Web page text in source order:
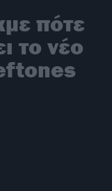
πότε
το νέο